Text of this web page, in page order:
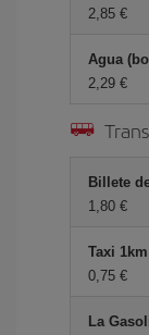
2,85 €
Agua
2,29 €
Billete
1,80 €
Taxi
0,75 €
La